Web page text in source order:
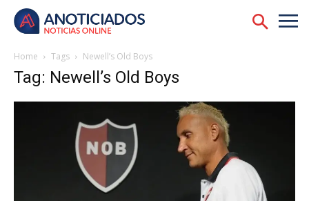
Home Tags Newell’s Old Boys
Tag: Newell’s Old Boys